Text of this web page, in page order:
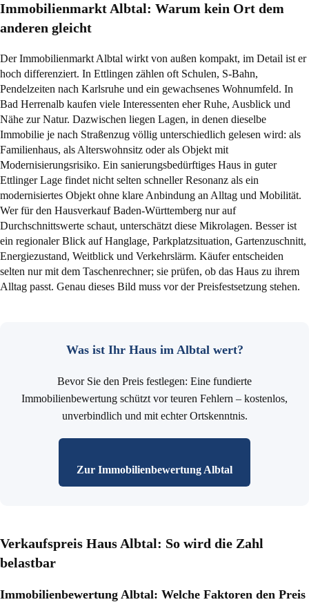
Immobilienmarkt Albtal: Warum kein Ort dem
anderen gleicht
Der Immobilienmarkt Albtal wirkt von außen kompakt, im Detail ist er
hoch differenziert. In Ettlingen zählen oft Schulen, S-Bahn,
Pendelzeiten nach Karlsruhe und ein gewachsenes Wohnumfeld. In
Bad Herrenalb kaufen viele Interessenten eher Ruhe, Ausblick und
Nähe zur Natur. Dazwischen liegen Lagen, in denen dieselbe
Immobilie je nach Straßenzug völlig unterschiedlich gelesen wird: als
Familienhaus, als Alterswohnsitz oder als Objekt mit
Modernisierungsrisiko. Ein sanierungsbedürftiges Haus in guter
Ettlinger Lage findet nicht selten schneller Resonanz als ein
modernisiertes Objekt ohne klare Anbindung an Alltag und Mobilität.
Wer für den Hausverkauf Baden-Württemberg nur auf
Durchschnittswerte schaut, unterschätzt diese Mikrolagen. Besser ist
ein regionaler Blick auf Hanglage, Parkplatzsituation, Gartenzuschnitt,
Energiezustand, Weitblick und Verkehrslärm. Käufer entscheiden
selten nur mit dem Taschenrechner; sie prüfen, ob das Haus zu ihrem
Alltag passt. Genau dieses Bild muss vor der Preisfestsetzung stehen.
Was ist Ihr Haus im Albtal wert?
Bevor Sie den Preis festlegen: Eine fundierte
Immobilienbewertung schützt vor teuren Fehlern – kostenlos,
unverbindlich und mit echter Ortskenntnis.
Zur Immobilienbewertung Albtal
Verkaufspreis Haus Albtal: So wird die Zahl
belastbar
Immobilienbewertung Albtal: Welche Faktoren den Preis